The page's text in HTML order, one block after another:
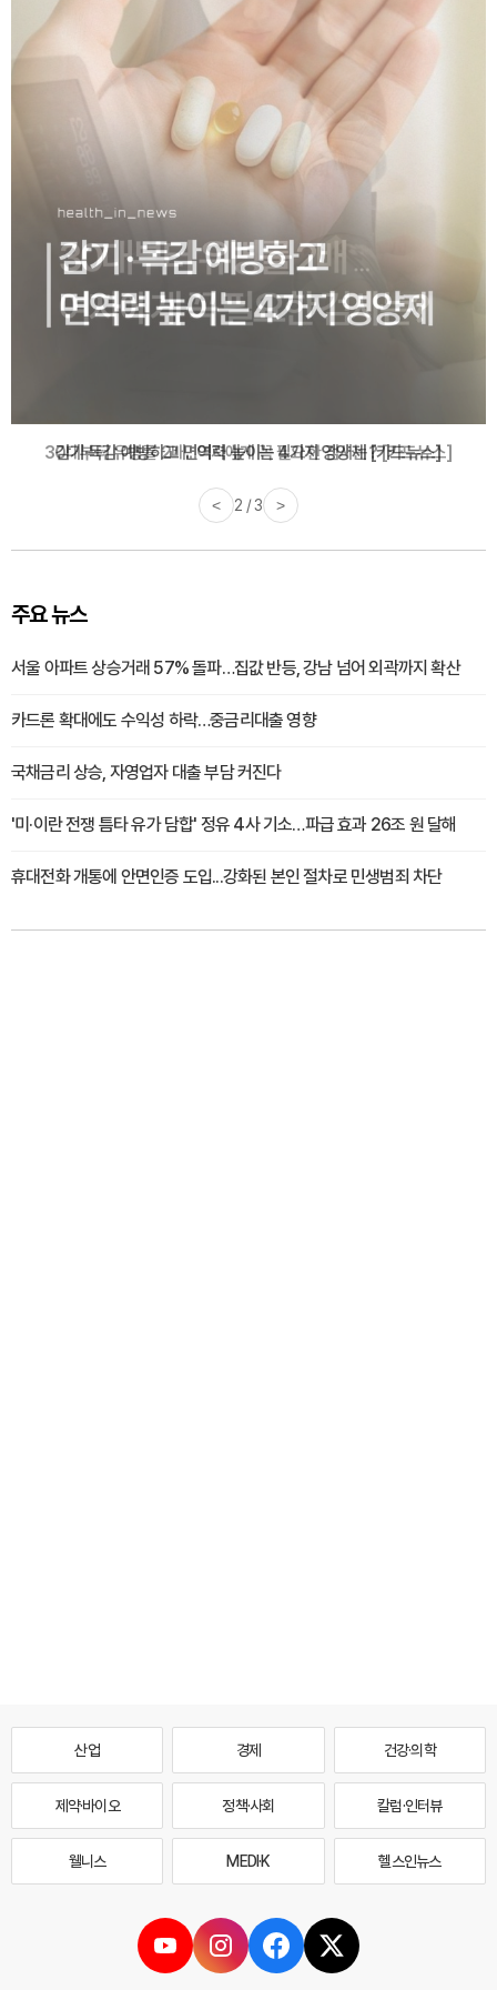
감기·독감 예방하고 면역력 높이는 4가지 영양제 [카드뉴스]
< 3 / 3 >
주요 뉴스
서울 아파트 상승거래 57% 돌파…집값 반등, 강남 넘어 외곽까지 확산
카드론 확대에도 수익성 하락…중금리대출 영향
국채금리 상승, 자영업자 대출 부담 커진다
'미·이란 전쟁 틈타 유가 담합' 정유 4사 기소…파급 효과 26조 원 달해
휴대전화 개통에 안면인증 도입...강화된 본인 절차로 민생범죄 차단
산업 경제 건강·의학
제약·바이오 정책·사회 칼럼·인터뷰
웰니스 MEDI·K 헬스인뉴스